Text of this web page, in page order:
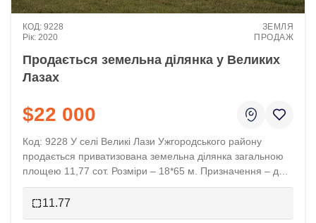
Продається земельна ділянка у Великих
Лазах
Код: 9228 У селі Великі Лази Ужгородського району
продається приватизована земельна ділянка загальною
площею 11,77 сот. Розміри – 18*65 м. Призначення – для
будівництва та обслуговування жилого будинку
господарських будівель і споруд (присадибна ділянка). Є
2020
9228
ЗЕМЛЯ
ПРОДАЖ
$22 000
11.77